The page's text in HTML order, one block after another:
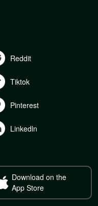
Reddit
Tiktok
Pinterest
Linkedln
Download on the
App Store